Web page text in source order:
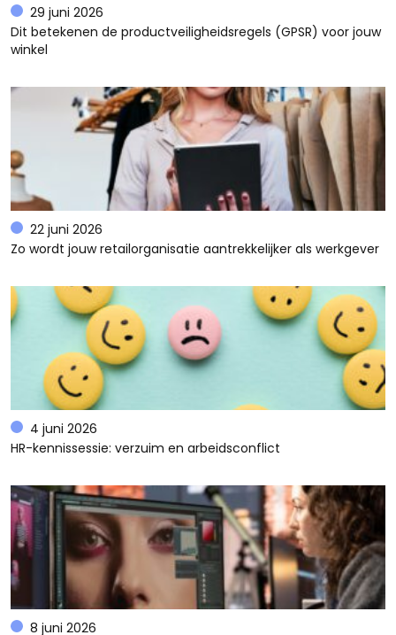
29 juni 2026
Dit betekenen de productveiligheidsregels (GPSR) voor jouw
winkel
22 juni 2026
Zo wordt jouw retailorganisatie aantrekkelijker als werkgever
4 juni 2026
HR-kennissessie: verzuim en arbeidsconflict
8 juni 2026